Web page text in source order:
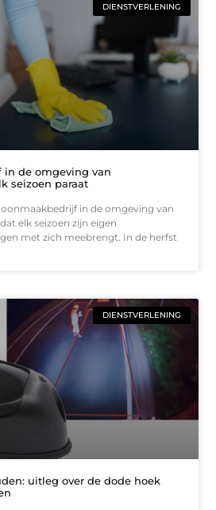
DIENSTVERLENING
in de omgeving van
seizoen paraat
in de omgeving van
elk seizoen zijn eigen
met zich meebrengt. In de herfst
DIENSTVERLENING
uitleg over de dode hoek